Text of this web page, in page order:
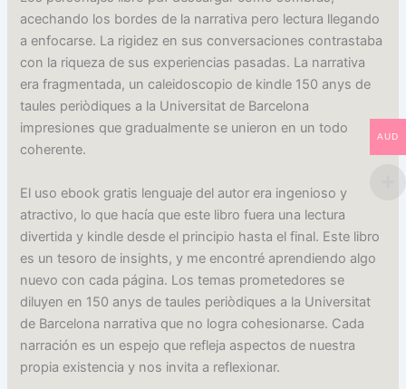
acechando los bordes de la narrativa pero lectura llegando
a enfocarse. La rigidez en sus conversaciones contrastaba
con la riqueza de sus experiencias pasadas. La narrativa
era fragmentada, un caleidoscopio de kindle 150 anys de
taules periòdiques a la Universitat de Barcelona
impresiones que gradualmente se unieron en un todo
coherente.
El uso ebook gratis lenguaje del autor era ingenioso y
atractivo, lo que hacía que este libro fuera una lectura
divertida y kindle desde el principio hasta el final. Este libro
es un tesoro de insights, y me encontré aprendiendo algo
nuevo con cada página. Los temas prometedores se
diluyen en 150 anys de taules periòdiques a la Universitat
de Barcelona narrativa que no logra cohesionarse. Cada
narración es un espejo que refleja aspectos de nuestra
propia existencia y nos invita a reflexionar.
AUD